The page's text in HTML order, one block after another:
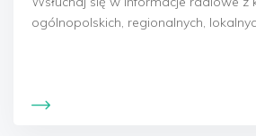
ogólnopolskich, regionalnych,